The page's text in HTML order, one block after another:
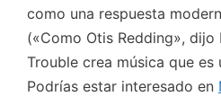
como una respuesta
(«Como Otis Redding», dijo
Trouble crea música que
Podrías estar interesado en